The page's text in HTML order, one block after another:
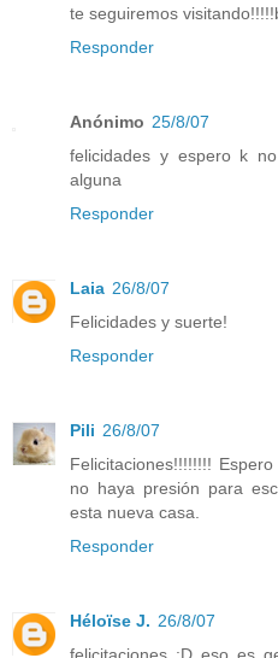
te seguiremos
Responder
Anónimo 25/8/07
felicidades y espero k
alguna
Responder
Laia 26/8/07
Felicidades y suerte!
Responder
Pili 26/8/07
Felicitaciones!!!!!!!!
no haya presión para
esta nueva casa.
Responder
Héloïse J. 26/8/07
felicitaciones :D eso es